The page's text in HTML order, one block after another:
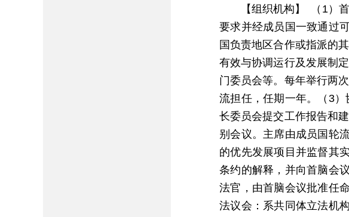
【组织机构】 （1）
要求并经成员国一致通过
国负责地区合作或指派的
有效与协调运行及发展制
门委员会等。每年举行两
流担任，任期一年。（3
长委员会提交工作报告和
别会议。主席由成员国轮
的优先发展项目并监督其
条约的解释，并向首脑会
法官，由首脑会议批准任
法议会：系共同体立法机